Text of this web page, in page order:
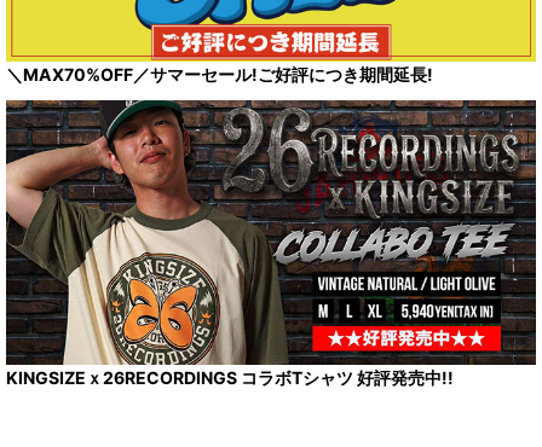
＼MAX70%OFF／サマーセール!ご好評につき期間延長!
KINGSIZEｘ26RECORDINGS コラボTシャツ 好評発売中!!